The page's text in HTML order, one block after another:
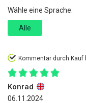
Wähle eine Sprache:
Alle
Kommentar durch Kauf
Konrad
06.11.2024